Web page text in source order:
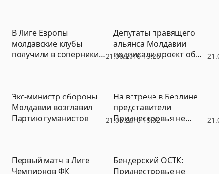
Молдавии
21.06.2010 19:26
В Лиге Европы
молдавские клубы
получили в соперники
Депутаты правящего
альянса Молдавии
подписали проект об
21.06.2010 19:02
Экс-министр обороны
Молдавии возглавил
Партию гуманистов
На встрече в Берлине
представители
Приднестровья не
урегулировании
Первый матч в Лиге
Чемпионов ФК
Бендерский ОСТК:
Приднестровье не